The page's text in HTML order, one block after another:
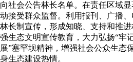
向社会公告林长名单。在责任区域
动接受群众监督。利用报刊、广播
林长制宣传，形成知晓、支持和推
强生态文明宣传教育，大力弘扬“牢
展”塞罕坝精神，增强社会公众生态
身生态建设热情。